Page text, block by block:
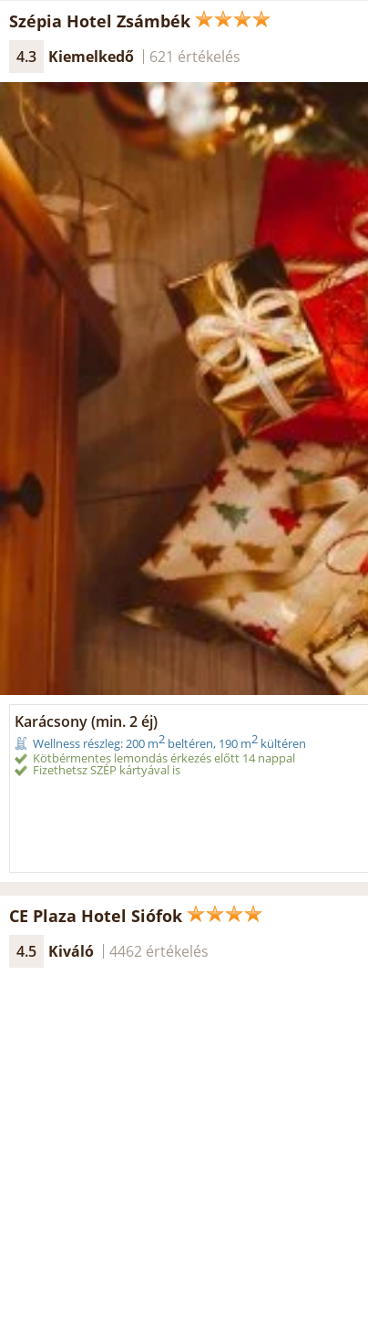
Szépia Hotel Zsámbék
4.3 Kiemelkedő 621 értékelés
Karácsony (min. 2 éj)
Wellness részleg: 200 m2 beltéren, 190 m2 kültéren
Kötbérmentes lemondás érkezés előtt 14 nappal
Fizethetsz SZÉP kártyával is
CE Plaza Hotel Siófok
4.5 Kiváló 4462 értékelés